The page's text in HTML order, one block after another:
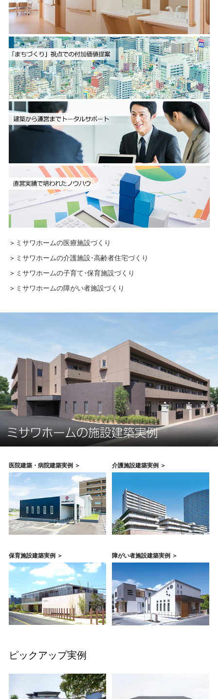
＞ ミサワホームの医療施設づくり
＞ ミサワホームの介護施設･高齢者住宅づくり
＞ ミサワホームの子育て･保育施設づくり
＞ ミサワホームの障がい者施設づくり
医院建築・病院建築実例 ＞ 介護施設建築実例 ＞
保育施設建築実例 ＞ 障がい者施設建築実例 ＞
ピックアップ実例